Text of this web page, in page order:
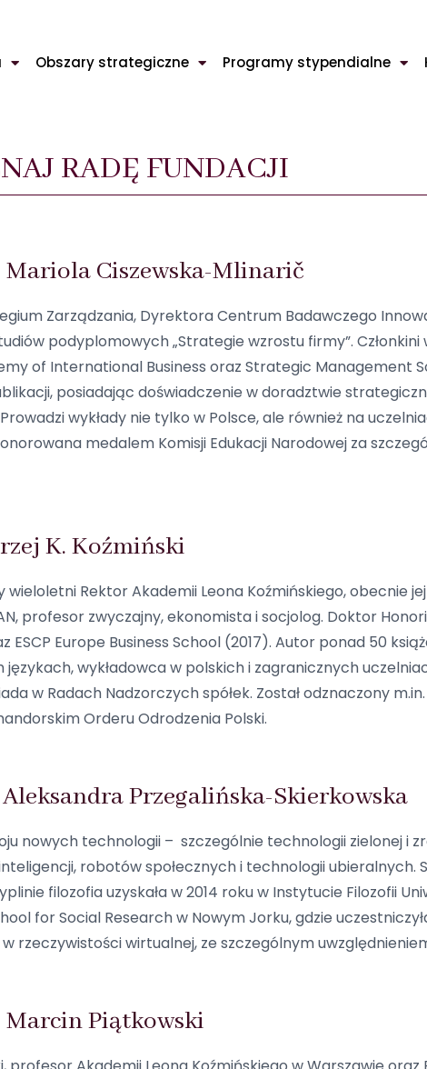
Obszary strategiczne Programy stypendialne
RADĘ FUNDACJI
Mariola Ciszewska-Mlinarič
Zarządzania, Dyrektora Centrum Badawczego
podyplomowych „Strategie wzrostu firmy”.
of International Business oraz Strategic Management
posiadając doświadczenie w doradztwie
wykłady nie tylko w Polsce, ale również na
medalem Komisji Edukacji Narodowej za
K. Koźmiński
wieloletni Rektor Akademii Leona Koźmińskiego, obecnie
profesor zwyczajny, ekonomista i socjolog. Doktor
ESCP Europe Business School (2017). Autor ponad 50
wykładowca w polskich i zagranicznych
w Radach Nadzorczych spółek. Został odznaczony
Orderu Odrodzenia Polski.
Przegalińska-Skierkowska
nowych technologii – szczególnie technologii zielonej i
robotów społecznych i technologii ubieralnych.
filozofia uzyskała w 2014 roku w Instytucie Filozofii
for Social Research w Nowym Jorku, gdzie
rzeczywistości wirtualnej, ze szczególnym
Marcin Piątkowski